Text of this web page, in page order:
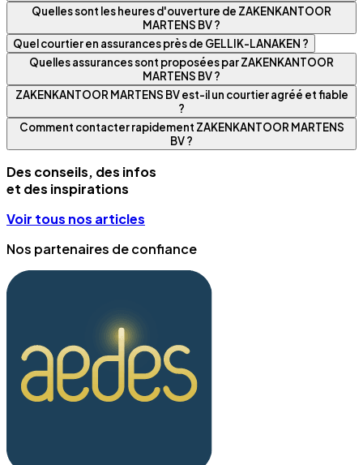
Quelles sont les heures d'ouverture de ZAKENKANTOOR
MARTENS BV ?
Quel courtier en assurances près de GELLIK-LANAKEN ?
Quelles assurances sont proposées par ZAKENKANTOOR
MARTENS BV ?
ZAKENKANTOOR MARTENS BV est-il un courtier agréé et fiable
?
Comment contacter rapidement ZAKENKANTOOR MARTENS
BV ?
Des conseils, des infos
et des inspirations
Voir tous nos articles
Nos partenaires de confiance